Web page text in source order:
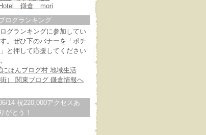
Hotel 鎌倉 mori
ログランキング
グランキングに参加してい
。ぜひ下のバナーを「ポチ
と押して応援してください
14 祝220,000アクセスあ
りがとう！